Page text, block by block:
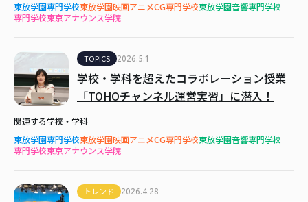
東放学園専門学校東放学園映画アニメCG専門学校東放学園音響専門学校
専門学校東京アナウンス学院
TOPICS 2026.5.1
学校・学科を超えたコラボレーション授業
「TOHOチャンネル運営実習」に潜入！
関連する学校・学科
東放学園専門学校東放学園映画アニメCG専門学校東放学園音響専門学校
専門学校東京アナウンス学院
トレンド 2026.4.28